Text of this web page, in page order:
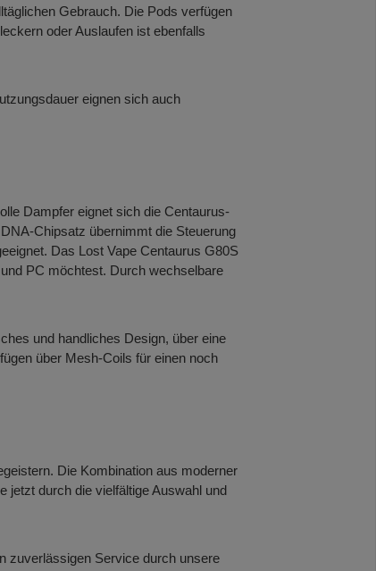
Gebrauch. Die Pods verfügen
oder Auslaufen ist ebenfalls
eignen sich auch
Dampfer eignet sich die Centaurus-
Chipsatz übernimmt die Steuerung
Das Lost Vape Centaurus G80S
PC möchtest. Durch wechselbare
und handliches Design, über eine
über Mesh-Coils für einen noch
Die Kombination aus moderner
jetzt durch die vielfältige Auswahl und
zuverlässigen Service durch unsere